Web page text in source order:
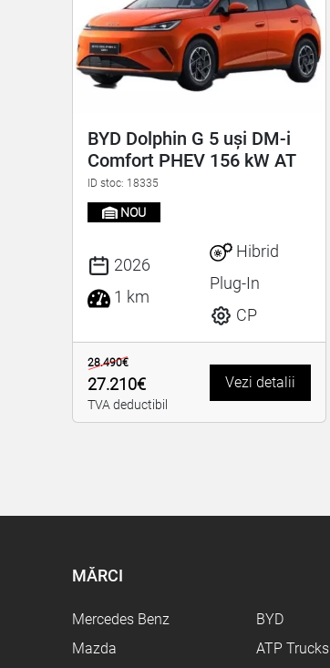
BYD Dolphin G 5 uși DM-i
Comfort PHEV 156 kW AT
ID stoc: 18335
NOU
2026
1 km
Hibrid
Plug-In
CP
28.490€
27.210€
TVA deductibil
Vezi detalii
MĂRCI
Mercedes Benz
Mazda
BYD
ATP Trucks